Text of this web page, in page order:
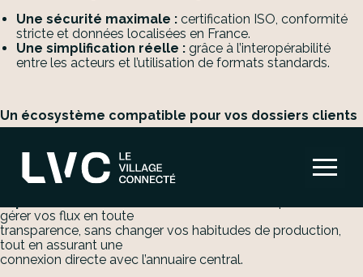
Aller
au
Une sécurité maximale : certification ISO, conformité
stricte et données localisées en France.
Une simplification réelle : grâce à l’interopérabilité
entre les acteurs et l’utilisation de formats standards.
Un écosystème compatible pour vos dossiers clients
Plateforme Agréée LVC
s’appuie sur des solutions que vous utilisez déjà.
compatibilité totale avec Mon
gérer vos flux en toute
transparence, sans changer vos habitudes de production,
tout en assurant une
connexion directe avec l’annuaire central.